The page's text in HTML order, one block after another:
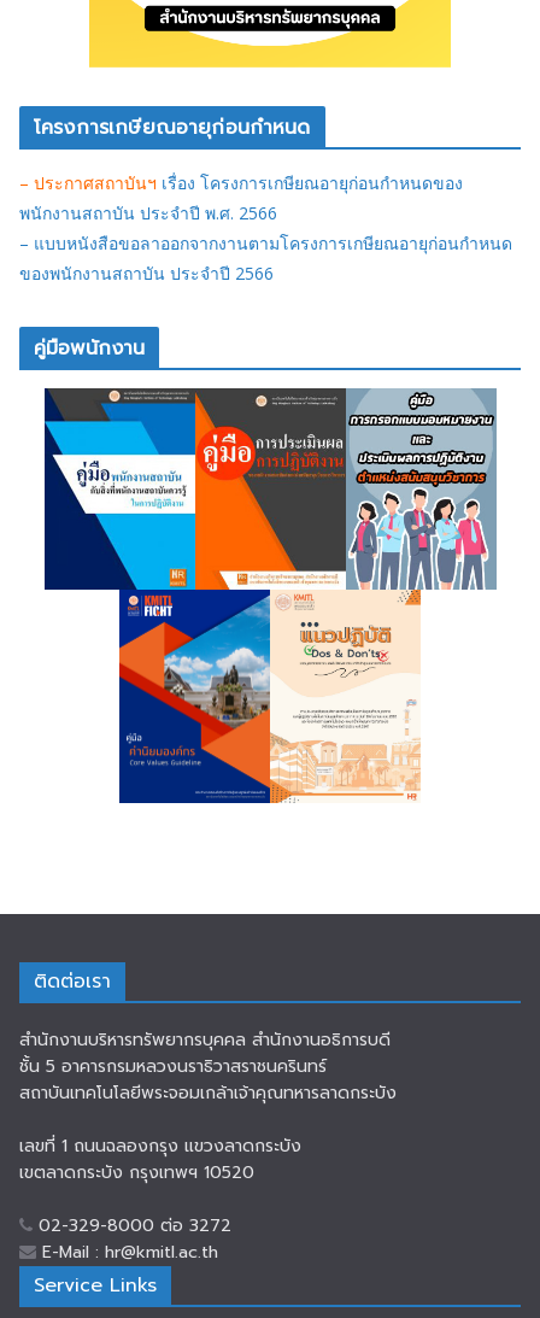
โครงการเกษียณอายุก่อนกำหนด
– ประกาศสถาบันฯ เรื่อง โครงการเกษียณอายุก่อนกำหนดของ
พนักงานสถาบัน ประจำปี พ.ศ. 2566
– แบบหนังสือขอลาออกจากงานตามโครงการเกษียณอายุก่อนกำหนด
ของพนักงานสถาบัน ประจำปี 2566
คู่มือพนักงาน
ติดต่อเรา
สำนักงานบริหารทรัพยากรบุคคล สำนักงานอธิการบดี
ชั้น 5 อาคารกรมหลวงนราธิวาสราชนครินทร์
สถาบันเทคโนโลยีพระจอมเกล้าเจ้าคุณทหารลาดกระบัง
เลขที่ 1 ถนนฉลองกรุง แขวงลาดกระบัง
เขตลาดกระบัง กรุงเทพฯ 10520
02-329-8000 ต่อ 3272
E-Mail : hr@kmitl.ac.th
Service Links